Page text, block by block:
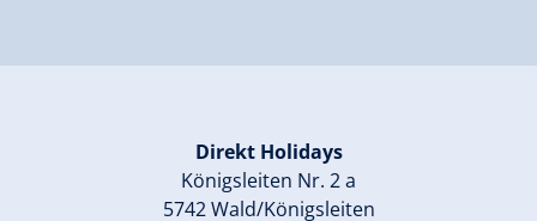
Direkt Holidays
Königsleiten Nr. 2 a
5742 Wald/Königsleiten